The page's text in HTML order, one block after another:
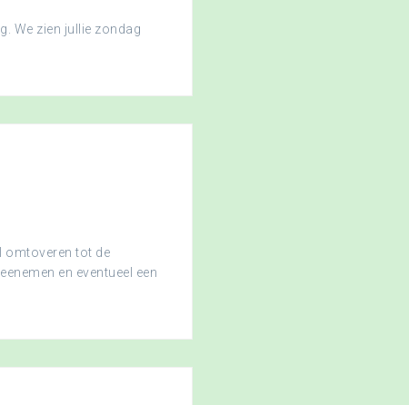
We zien jullie zondag
omtoveren tot de
en eventueel een